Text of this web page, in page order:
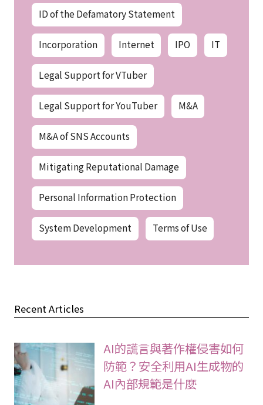
ID of the Defamatory Statement
Incorporation Internet IPO IT
Legal Support for VTuber
Legal Support for YouTuber M&A
M&A of SNS Accounts
Mitigating Reputational Damage
Personal Information Protection
System Development Terms of Use
Recent Articles
AI的謊言與著作權侵害如何
防範？安全利用AI生成物的
AI內部規範是什麼